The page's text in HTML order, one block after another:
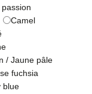
Camel
/ Jaune pâle
fuchsia
blue